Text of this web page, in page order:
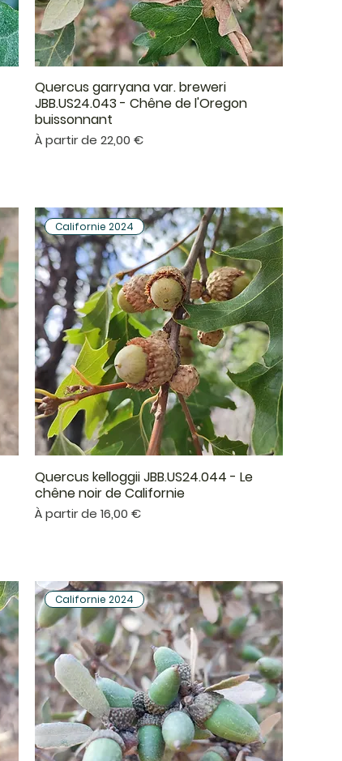
Aperçu rapide
Quercus garryana var. breweri
JBB.US24.043 - Chêne de l'Oregon
buissonnant
À partir de22,00 €
Prix promotionnel
Aperçu rapide
Californie 2024
Quercus kelloggii JBB.US24.044 - Le
chêne noir de Californie
À partir de16,00 €
Prix promotionnel
Californie 2024